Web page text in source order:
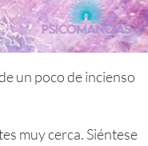
un poco de incienso
muy cerca. Siéntese